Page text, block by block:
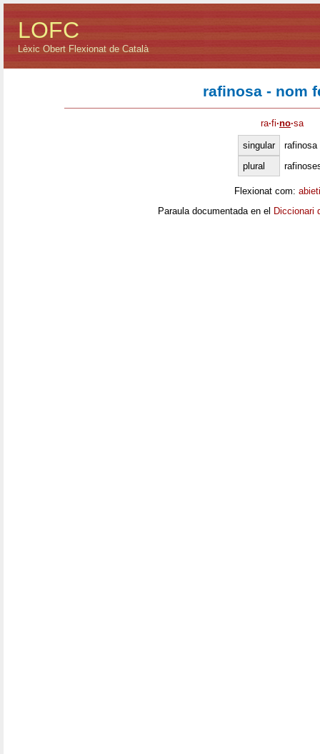
LOFC
Lèxic Obert Flexionat de Català
rafinosa - nom
ra·fi·no·sa
singular
rafinosa
plural
Flexionat com:
Paraula documentada en el Diccionari